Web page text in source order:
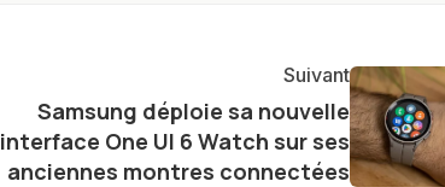
Suivant
Samsung déploie sa nouvelle
interface One UI 6 Watch sur ses
anciennes montres connectées